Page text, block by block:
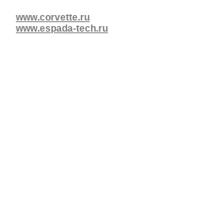
www.corvette.ru
www.espada-tech.ru